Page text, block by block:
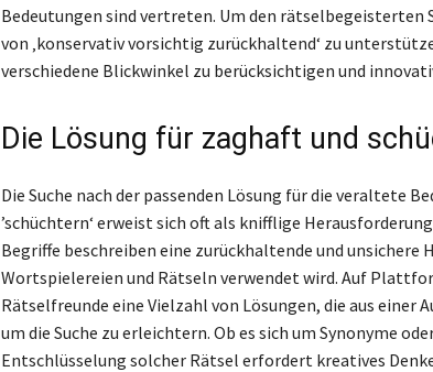
Bedeutungen sind vertreten. Um den rätselbegeisterten
von ‚konservativ vorsichtig zurückhaltend‘ zu
verschiedene Blickwinkel zu berücksichtigen und
Die Lösung für zaghaft und
Die Suche nach der passenden Lösung für die veraltete
’schüchtern‘ erweist sich oft als knifflige
Begriffe beschreiben eine zurückhaltende und unsichere
Wortspielereien und Rätseln verwendet wird. Auf
Rätselfreunde eine Vielzahl von Lösungen, die aus einer
um die Suche zu erleichtern. Ob es sich um Synonyme
Entschlüsselung solcher Rätsel erfordert kreatives